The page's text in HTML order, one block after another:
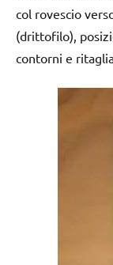
col rovescio
(drittofilo),
contorni e